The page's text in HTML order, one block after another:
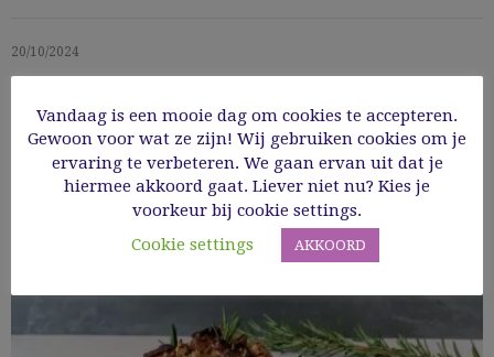
20/10/2024
Read More
Vandaag is een mooie dag om cookies te accepteren.
Gewoon voor wat ze zijn! Wij gebruiken cookies om je
ervaring te verbeteren. We gaan ervan uit dat je
hiermee akkoord gaat. Liever niet nu? Kies je
voorkeur bij cookie settings.
Cookie settings
AKKOORD